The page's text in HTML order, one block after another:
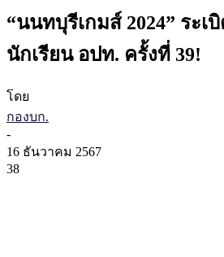
“นนทบุรีเกมส์ 2024” ระเ
นักเรียน อปท. ครั้งที่ 39!
โดย
กองบก.
-
16 ธันวาคม 2567
38